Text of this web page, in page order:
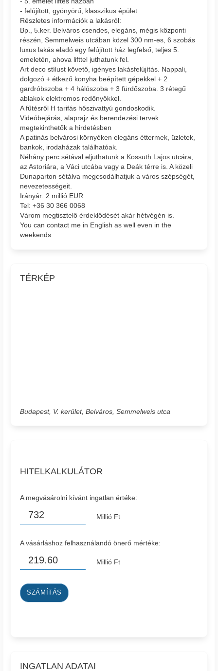
- felújított, gyönyörű, klasszikus épület
Részletes információk a lakásról:
Bp., 5.ker. Belváros csendes, elegáns, mégis központi
részén, Semmelweis utcában közel 300 nm-es, 6 szobás
luxus lakás eladó egy felújított ház legfelső, teljes 5.
emeletén, ahova lifttel juthatunk fel.
Art deco stílust követő, igényes lakásfelújítás. Nappali,
dolgozó + étkező konyha beépített gépekkel + 2
gardróbszoba + 4 hálószoba + 3 fürdőszoba. 3 rétegű
ablakok elektromos redőnyökkel.
A fűtésről H tarifás hőszivattyú gondoskodik.
Videóbejárás, alaprajz és berendezési tervek
megtekinthetők a hirdetésben
A patinás belvárosi környéken elegáns éttermek, üzletek,
bankok, irodaházak találhatóak.
Néhány perc sétával eljuthatunk a Kossuth Lajos utcára,
az Astoriára, a Váci utcába vagy a Deák térre is. A közeli
Dunaparton sétálva megcsodálhatjuk a város szépségét,
nevezetességeit.
Irányár: 2 millió EUR
Tel: +36 30 366 0068
Várom megtisztelő érdeklődését akár hétvégén is.
You can contact me in English as well even in the
weekends
TÉRKÉP
Budapest, V. kerület, Belváros, Semmelweis utca
HITELKALKULÁTOR
A megvásárolni kívánt ingatlan értéke:
Millió Ft
A vásárláshoz felhasználandó önerő mértéke:
Millió Ft
SZÁMÍTÁS
INGATLAN ADATAI